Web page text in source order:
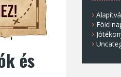
és
Föld